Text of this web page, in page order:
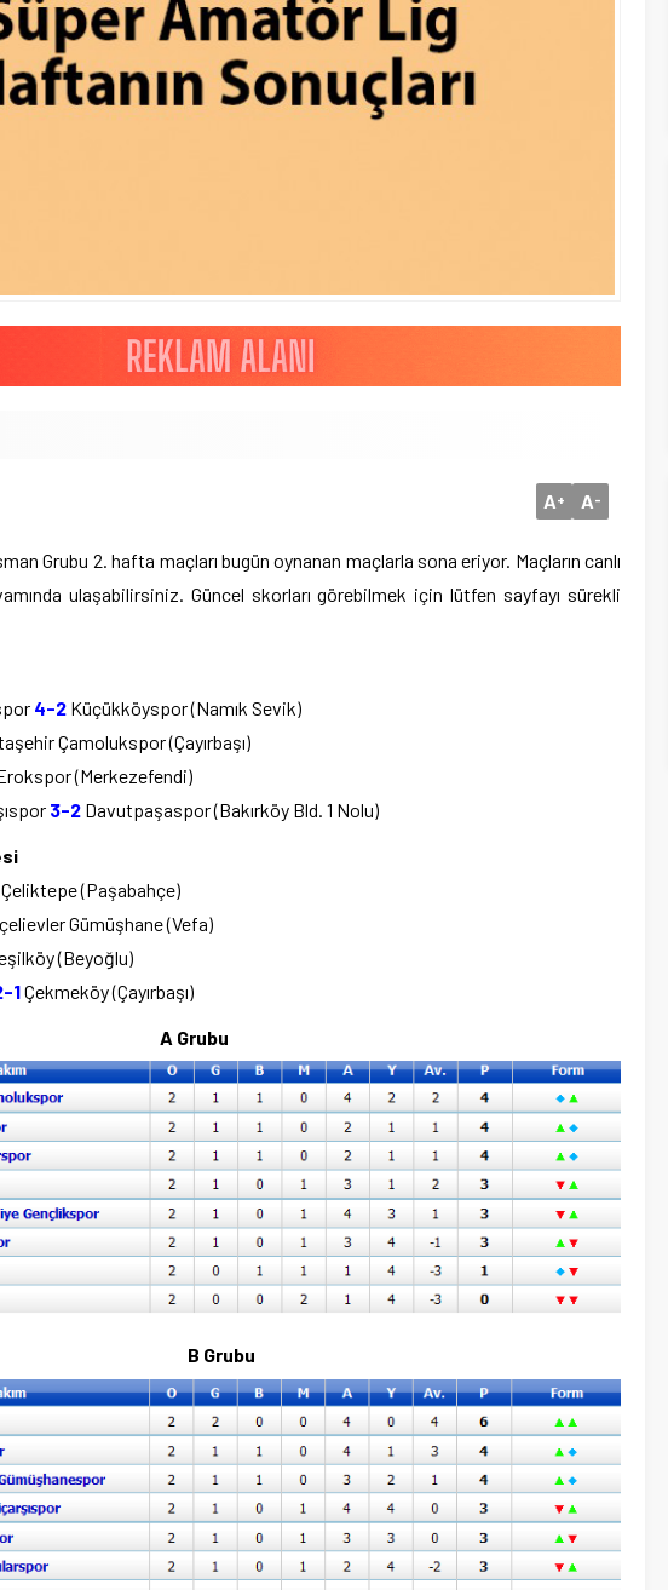
A+ A-
Grubu 2. hafta maçları bugün oynanan maçlarla sona eriyor. Maçların canlı
ulaşabilirsiniz. Güncel skorları görebilmek için lütfen sayfayı sürekli
4-2 Küçükköyspor (Namık Sevik)
Çamolukspor (Çayırbaşı)
(Merkezefendi)
3-2 Davutpaşaspor (Bakırköy Bld. 1 Nolu)
Çeliktepe (Paşabahçe)
Gümüşhane (Vefa)
(Beyoğlu)
1Çekmeköy (Çayırbaşı)
B Grubu